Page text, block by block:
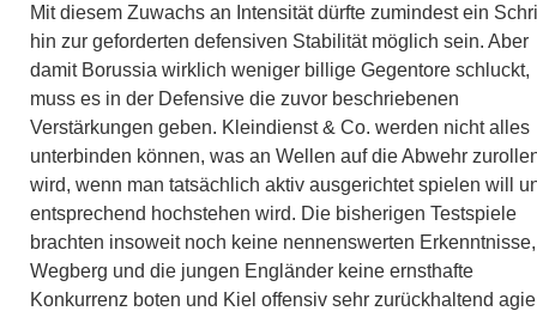
Mit diesem Zuwachs an Intensität dürfte zumindest ein
hin zur geforderten defensiven Stabilität möglich sein. Aber
damit Borussia wirklich weniger billige Gegentore schluckt,
muss es in der Defensive die zuvor beschriebenen
Verstärkungen geben. Kleindienst & Co. werden nicht alles
unterbinden können, was an Wellen auf die Abwehr
wird, wenn man tatsächlich aktiv ausgerichtet spielen will
entsprechend hochstehen wird. Die bisherigen Testspiele
brachten insoweit noch keine nennenswerten
Wegberg und die jungen Engländer keine ernsthafte
Konkurrenz boten und Kiel offensiv sehr zurückhaltend